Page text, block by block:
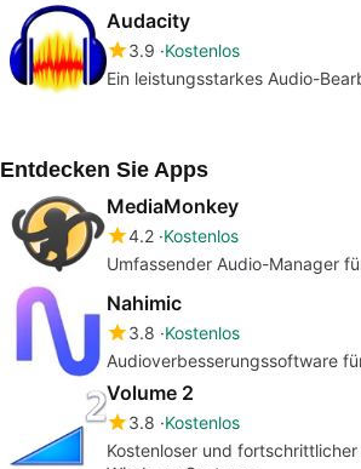
Audacity
3.9 Kostenlos
Ein leistungsstarkes Audio-
Entdecken Sie Apps
MediaMonkey
4.2 Kostenlos
Umfassender Audio-Manager
Nahimic
3.8 Kostenlos
Audioverbesserungssoftware
Volume 2
3.8 Kostenlos
Kostenloser und